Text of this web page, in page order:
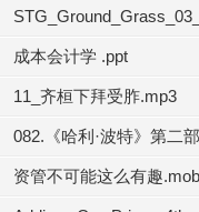
成本会计学 .ppt
11_齐桓下拜受胙.mp3
082.《哈利·波特》第二
资管不可能这么有趣